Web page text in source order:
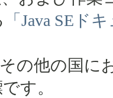
「Java SEド
の他の国に
す。